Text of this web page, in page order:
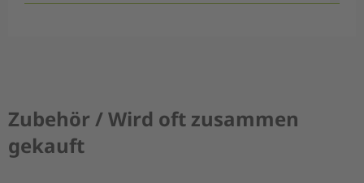
Zubehör / Wird oft zusammen
gekauft